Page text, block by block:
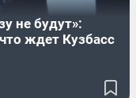
не будут»:
ждет Кузбасс